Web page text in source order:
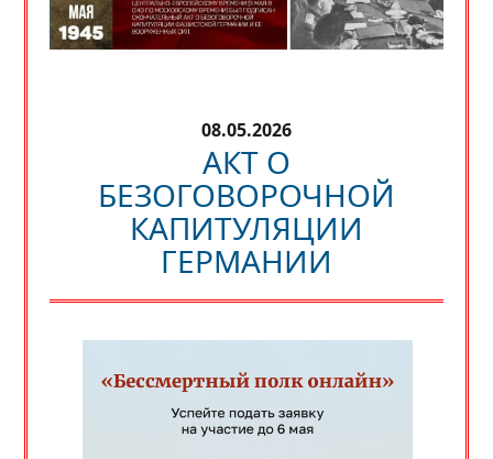
08.05.2026
АКТ О
БЕЗОГОВОРОЧНОЙ
КАПИТУЛЯЦИИ
ГЕРМАНИИ